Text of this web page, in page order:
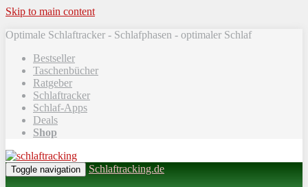
Skip to main content
Optimale Schlaftracker - Schlafphasen - optimaler Schlaf
Bestseller
Taschenbücher
Ratgeber
Schlaftracker
Schlaf-Apps
Deals
Shop
Toggle navigation Schlaftracking.de